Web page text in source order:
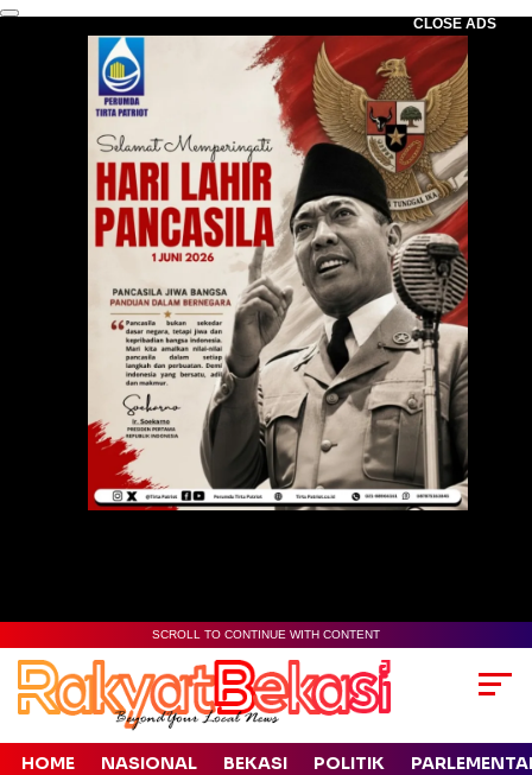
CLOSE ADS
SCROLL TO CONTINUE WITH CONTENT
HOME NASIONAL BEKASI POLITIK